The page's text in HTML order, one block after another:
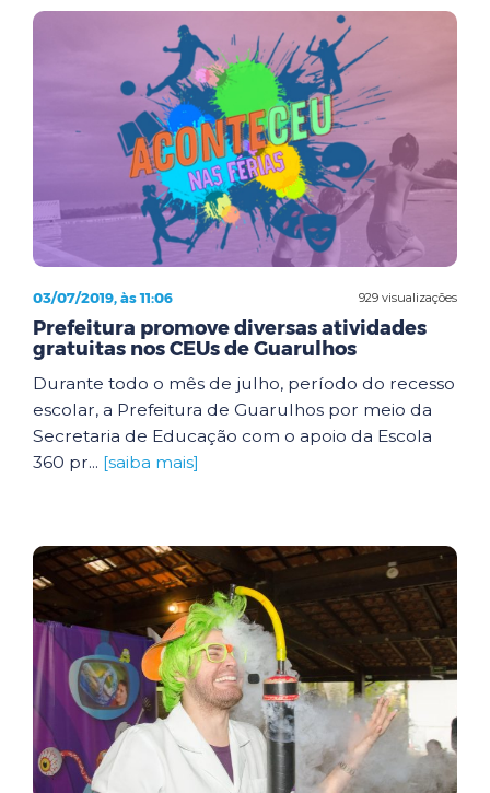
929 visualizações
03/07/2019, às 11:06
Prefeitura promove diversas atividades
gratuitas nos CEUs de Guarulhos
Durante todo o mês de julho, período do recesso
escolar, a Prefeitura de Guarulhos por meio da
Secretaria de Educação com o apoio da Escola
360 pr... [saiba mais]